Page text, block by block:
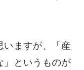
いますが、「産
」というものが